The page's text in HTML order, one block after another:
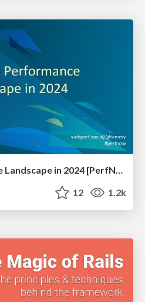
The Web Performance Landscape in 2024 [PerfNow 2024]
12 1.2k